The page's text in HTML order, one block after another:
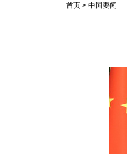
首页 > 中国要闻